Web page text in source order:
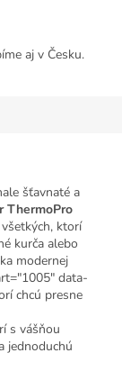
aj v Česku.
šťavnaté a
ThermoPro
ktorí
kurča alebo
modernej
data-
chcú presne
s vášňou
jednoduchú